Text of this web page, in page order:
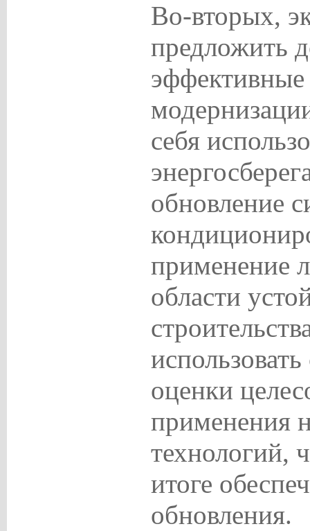
Во-вторых,
предложить
эффективные
себя
обновление
применение
области
оценки
применения
технологий,
итоге
обновления.